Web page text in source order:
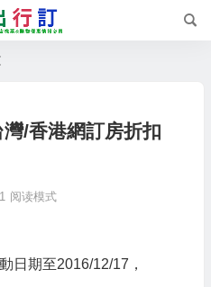
/香港網訂房折扣
1 阅读模式
日期至2016/12/17，